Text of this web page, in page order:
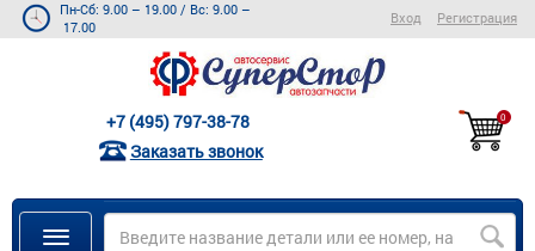
Пн-Сб: 9.00 – 19.00 / Вс: 9.00 –
17.00
Вход Регистрация
+7 (495) 797-38-78
Заказать звонок
0